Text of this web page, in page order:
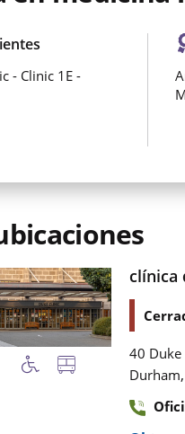
- Clinic 1E -
clínica
40
Durham,